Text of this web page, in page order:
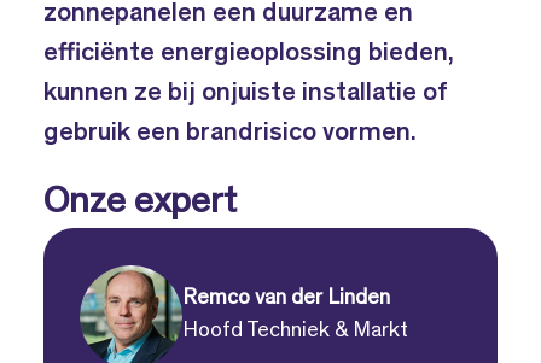
zonnepanelen een duurzame en
efficiënte energieoplossing bieden,
kunnen ze bij onjuiste installatie of
gebruik een brandrisico vormen.
Onze expert
Remco van der Linden
Hoofd Techniek & Markt